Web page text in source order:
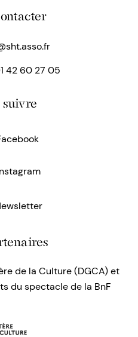
42 60 27 05
suivre
de la Culture (DGCA) et
du spectacle de la BnF